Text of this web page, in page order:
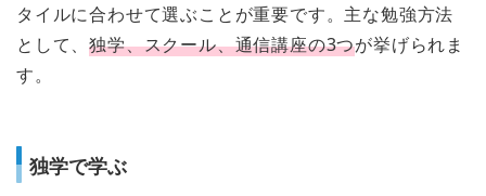
タイルに合わせて選ぶことが重要です。主な勉強方法
として、独学、スクール、通信講座の3つが挙げられま
す。
独学で学ぶ